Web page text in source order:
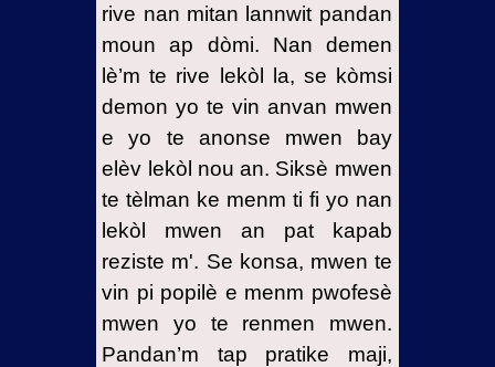
rive nan mitan lannwit pandan
moun ap dòmi. Nan demen
lè’m te rive lekòl la, se kòmsi
demon yo te vin anvan mwen
e yo te anonse mwen bay
elèv lekòl nou an. Siksè mwen
te tèlman ke menm ti fi yo nan
lekòl mwen an pat kapab
reziste m'. Se konsa, mwen te
vin pi popilè e menm pwofesè
mwen yo te renmen mwen.
Pandan’m tap pratike maji,